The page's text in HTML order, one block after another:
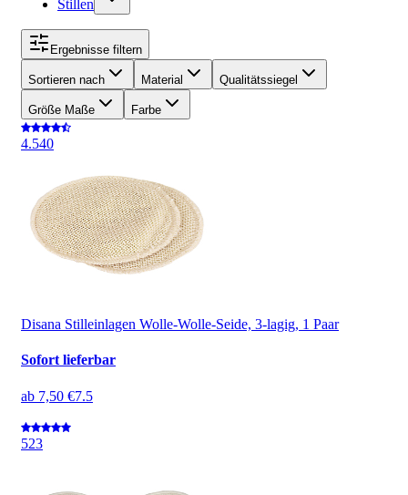
Stillen
Ergebnisse filtern
Sortieren nach Material Qualitätssiegel
Größe Maße Farbe
4.540
Disana Stilleinlagen Wolle-Wolle-Seide, 3-lagig, 1 Paar
Sofort lieferbar
ab 7,50 €7.5
523